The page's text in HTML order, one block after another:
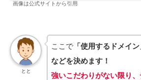
画像は公式サイトから引用
とと
ここで 「使用するドメイ
などを決めます！
強いこだわりがない限り